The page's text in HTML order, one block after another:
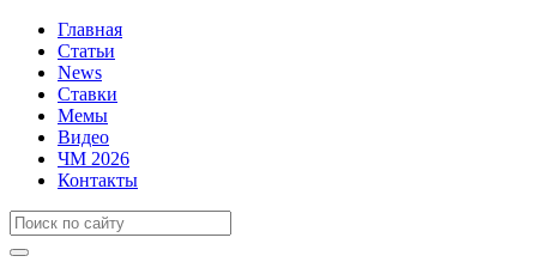
Главная
Статьи
News
Ставки
Мемы
Видео
ЧМ 2026
Контакты